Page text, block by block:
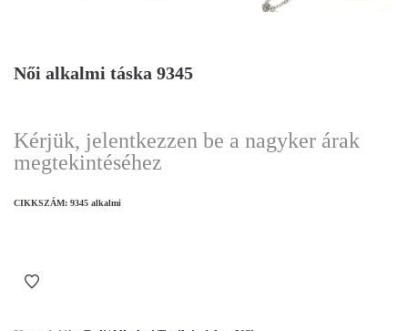
Női alkalmi táska 9345
Kérjük, jelentkezzen be a nagyker árak
megtekintéséhez
CIKKSZÁM: 9345 alkalmi